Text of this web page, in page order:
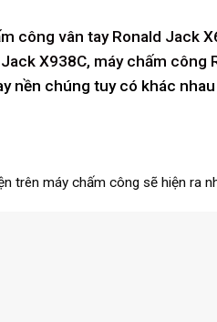
công vân tay Ronald Jack
X938C, máy chấm công
nền chúng tuy có khác
trên máy chấm công sẽ hiện ra